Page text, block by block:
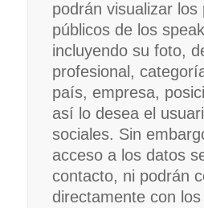
podrán visualizar los
públicos de los
incluyendo su foto,
profesional,
país, empresa,
así lo desea el
sociales. Sin
acceso a los datos
contacto, ni podrán
directamente con